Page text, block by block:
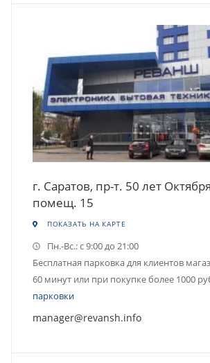
г. Саратов, пр-т. 50 лет
помещ. 15
ПОКАЗАТЬ НА КАРТЕ
Пн.-Вс.: с 9:00 до 21:00
Бесплатная парковка для клиентов
60 минут или при покупке более 1000
парковки
manager@revansh.info